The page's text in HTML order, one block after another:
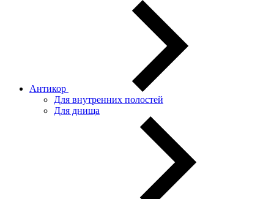
Антикор
Для внутренних полостей
Для днища